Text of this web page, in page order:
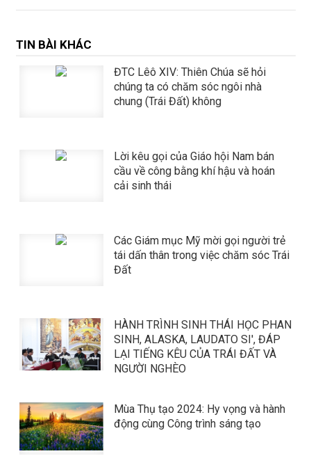
TIN BÀI KHÁC
ĐTC Lêô XIV: Thiên Chúa sẽ hỏi
chúng ta có chăm sóc ngôi nhà
chung (Trái Đất) không
Lời kêu gọi của Giáo hội Nam bán
cầu về công bằng khí hậu và hoán
cải sinh thái
Các Giám mục Mỹ mời gọi người trẻ
tái dấn thân trong việc chăm sóc Trái
Đất
HÀNH TRÌNH SINH THÁI HỌC PHAN
SINH, ALASKA, LAUDATO SI', ĐÁP
LẠI TIẾNG KÊU CỦA TRÁI ĐẤT VÀ
NGƯỜI NGHÈO
Mùa Thụ tạo 2024: Hy vọng và hành
động cùng Công trình sáng tạo